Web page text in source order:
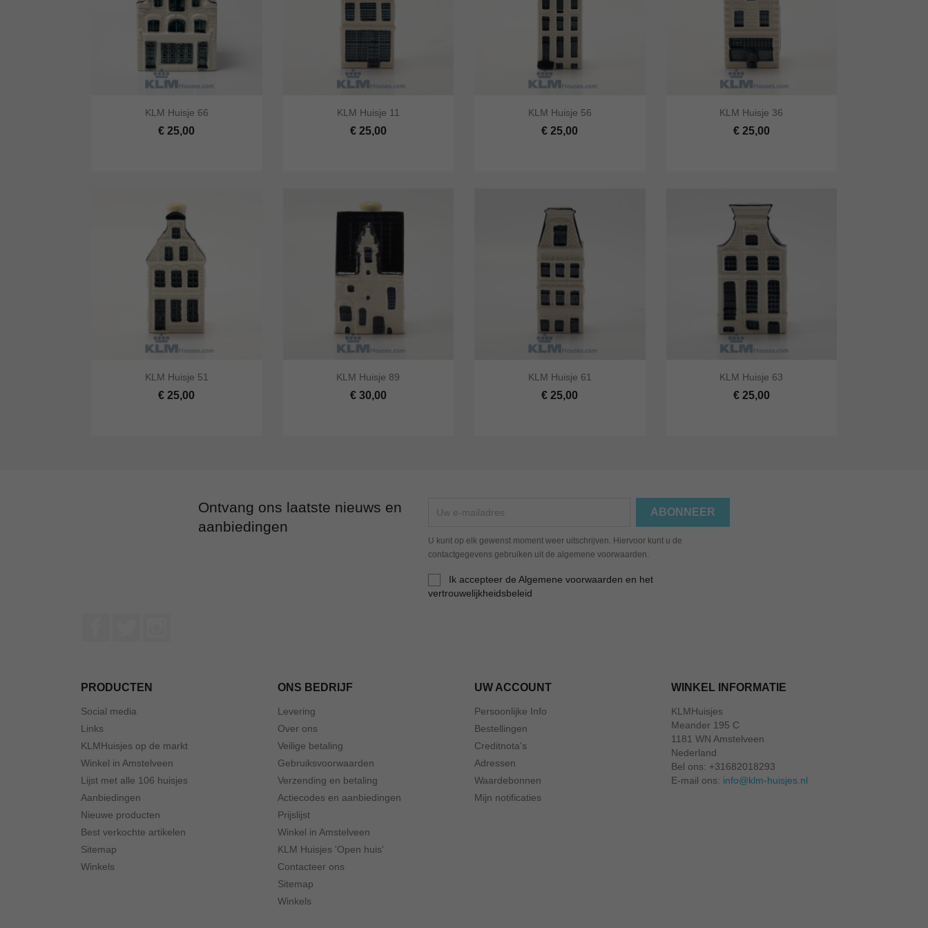
Snel bekijken In winkelwagen
KLM Huisje 66
€ 25,00 Snel bekijken In winkelwagen
KLM Huisje 11
€ 25,00 Snel bekijken In winkelwagen
KLM Huisje 56
€ 25,00 Snel bekijken In winkelwagen
KLM Huisje 36
€ 25,00
Snel bekijken In winkelwagen
KLM Huisje 51
€ 25,00 Snel bekijken In winkelwagen
KLM Huisje 89
€ 30,00 Snel bekijken In winkelwagen
KLM Huisje 61
€ 25,00 Snel bekijken In winkelwagen
KLM Huisje 63
€ 25,00
Ontvang ons laatste nieuws en
aanbiedingen
U kunt op elk gewenst moment weer uitschrijven. Hiervoor kunt u de
contactgegevens gebruiken uit de algemene voorwaarden.
Ik accepteer de Algemene voorwaarden en het
vertrouwelijkheidsbeleid
PRODUCTEN
Social media
Links
KLMHuisjes op de markt
Winkel in Amstelveen
Lijst met alle 106 huisjes
Aanbiedingen
Nieuwe producten
Best verkochte artikelen
Sitemap
Winkels
ONS BEDRIJF
Levering
Over ons
Veilige betaling
Gebruiksvoorwaarden
Verzending en betaling
Actiecodes en aanbiedingen
Prijslijst
Winkel in Amstelveen
KLM Huisjes 'Open huis'
Contacteer ons
Sitemap
Winkels
UW ACCOUNT
Persoonlijke Info
Bestellingen
Creditnota's
Adressen
Waardebonnen
Mijn notificaties
WINKEL INFORMATIE
KLMHuisjes
Meander 195 C
1181 WN Amstelveen
Nederland
Bel ons: +31682018293
E-mail ons: info@klm-huisjes.nl